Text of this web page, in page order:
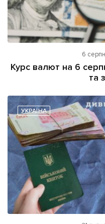
6
Курс валют на 6
та
УКРАЇНА